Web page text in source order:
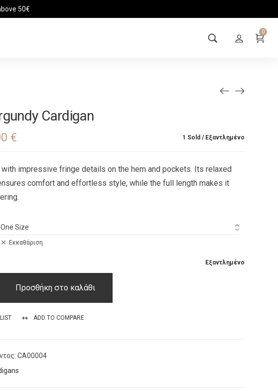
50€
0
Cardigan
1 Sold Εξαντλημένο
€
with impressive fringe details on the hem and pockets. Its relaxed
comfort and effortless style, while the full length makes it
Εκκαθάριση
Εξαντλημένο
Προσθήκη στο καλάθι
ADD TO COMPARE
CA00004